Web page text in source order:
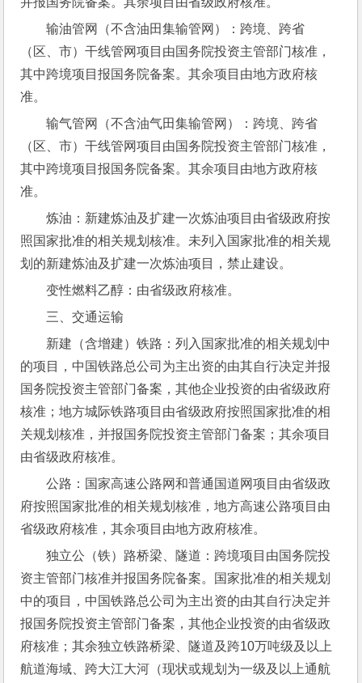
输油管网（不含油田集输管网）：跨境、跨省
（区、市）干线管网项目由国务院投资主管部门核准，
其中跨境项目报国务院备案。其余项目由地方政府核
准。
输气管网（不含油气田集输管网）：跨境、跨省
（区、市）干线管网项目由国务院投资主管部门核准，
其中跨境项目报国务院备案。其余项目由地方政府核
准。
炼油：新建炼油及扩建一次炼油项目由省级政府按
照国家批准的相关规划核准。未列入国家批准的相关规
划的新建炼油及扩建一次炼油项目，禁止建设。
变性燃料乙醇：由省级政府核准。
三、交通运输
新建（含增建）铁路：列入国家批准的相关规划中
的项目，中国铁路总公司为主出资的由其自行决定并报
国务院投资主管部门备案，其他企业投资的由省级政府
核准；地方城际铁路项目由省级政府按照国家批准的相
关规划核准，并报国务院投资主管部门备案；其余项目
由省级政府核准。
公路：国家高速公路网和普通国道网项目由省级政
府按照国家批准的相关规划核准，地方高速公路项目由
省级政府核准，其余项目由地方政府核准。
独立公（铁）路桥梁、隧道：跨境项目由国务院投
资主管部门核准并报国务院备案。国家批准的相关规划
中的项目，中国铁路总公司为主出资的由其自行决定并
报国务院投资主管部门备案，其他企业投资的由省级政
府核准；其余独立铁路桥梁、隧道及跨10万吨级及以上
航道海域、跨大江大河（现状或规划为一级及以上通航